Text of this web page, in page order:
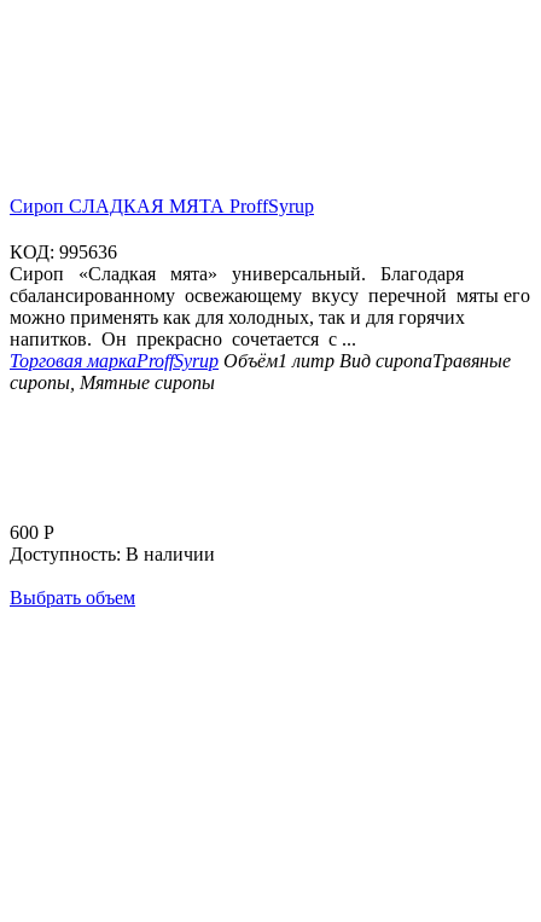
Сироп СЛАДКАЯ МЯТА ProffSyrup
КОД: 995636
Сироп «Сладкая мята» универсальный. Благодаря
сбалансированному освежающему вкусу перечной мяты его
можно применять как для холодных, так и для горячих
напитков. Он прекрасно сочетается с ...
Торговая маркаProffSyrup Объём1 литр Вид сиропаТравяные
сиропы, Мятные сиропы
600 Р
Доступность: В наличии
Выбрать объем